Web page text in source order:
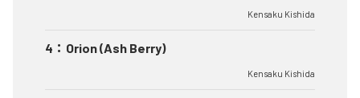
Kensaku Kishida
4 ： Orion (Ash Berry)
Kensaku Kishida